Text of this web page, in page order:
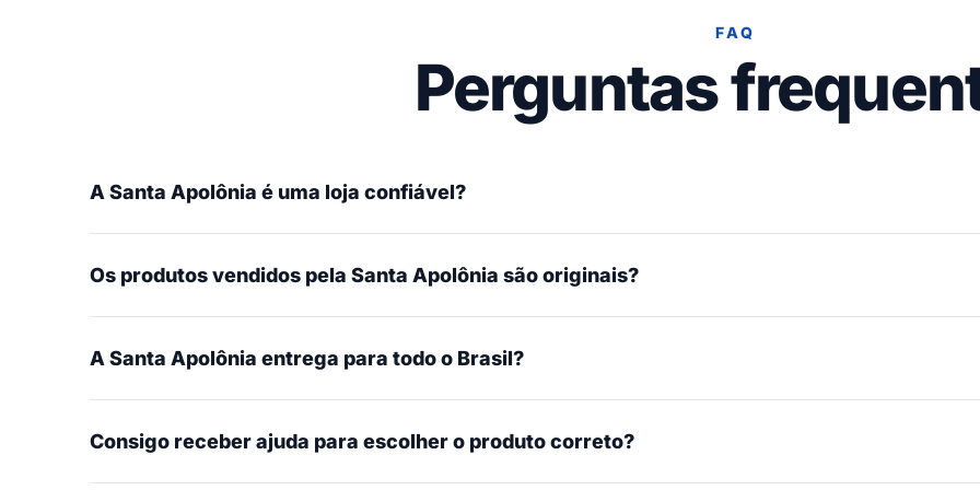
FAQ
Perguntas
A Santa Apolônia é uma loja confiável?
Os produtos vendidos pela Santa Apolônia são originais?
A Santa Apolônia entrega para todo o Brasil?
Consigo receber ajuda para escolher o produto correto?